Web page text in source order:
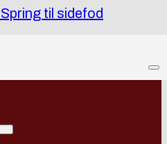
Spring til sidefod